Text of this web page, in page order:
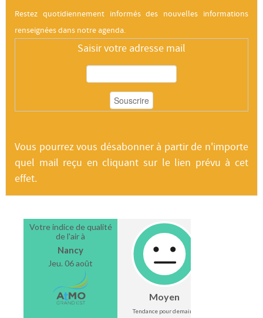
Restez quotidiennement informés des nouvelles informations
renseignées dans notre agenda.
Saisir votre adresse mail
Vous pourrez vous désabonner à partir de n'importe
quel mail reçu en cliquant sur le lien prévu à cet
effet.